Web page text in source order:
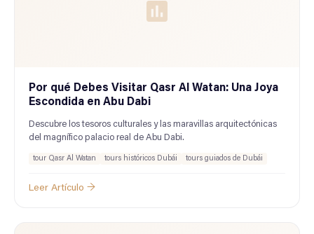
Por qué Debes Visitar Qasr Al Watan: Una Joya
Escondida en Abu Dabi
Descubre los tesoros culturales y las maravillas arquitectónicas
del magnífico palacio real de Abu Dabi.
tour Qasr Al Watan tours históricos Dubái tours guiados de Dubái
Leer Artículo →